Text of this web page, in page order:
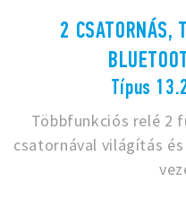
2 CSATORNÁS,
Típus
Többfunkciós relé 2
csatornával világítás